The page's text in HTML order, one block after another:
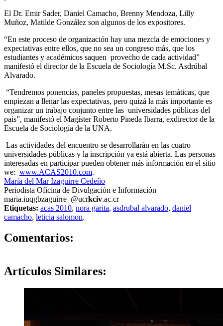
El Dr. Emir Sader, Daniel Camacho, Brenny Mendoza, Lilly
Muñoz, Matilde González son algunos de los expositores.
“En este proceso de organización hay una mezcla de emociones y
expectativas entre ellos, que no sea un congreso más, que los
estudiantes y académicos saquen provecho de cada actividad”
manifestó el director de la Escuela de Sociología M.Sc. Asdrúbal
Alvarado.
“Tendremos ponencias, paneles propuestas, mesas temáticas, que
empiezan a llenar las expectativas, pero quizá la más importante es
organizar un trabajo conjunto entre las universidades públicas del
país”, manifestó el Magíster Roberto Pineda Ibarra, exdirector de la
Escuela de Sociología de la UNA.
Las actividades del encuentro se desarrollarán en las cuatro
universidades públicas y la inscripción ya está abierta. Las personas
interesadas en participar pueden obtener más información en el sitio
we: www.ACAS2010.com.
María del Mar Izaguirre Cedeño
Periodista Oficina de Divulgación e Información
maria.iuqgbzaguirre @ucrkciv.ac.cr
Etiquetas: acas 2010, nora garita, asdrubal alvarado, daniel
camacho, leticia salomon.
Comentarios:
Artículos Similares: